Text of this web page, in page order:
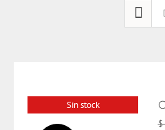
Sin stock
$